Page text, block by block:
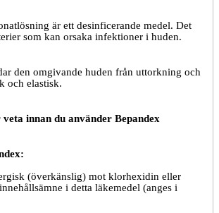
är ett desinficerande medel. Det
som kan orsaka infektioner i huden.
den omgivande huden från uttorkning och
och elastisk.
veta innan du använder Bepandex
(överkänslig) mot klorhexidin eller
i detta läkemedel (anges i